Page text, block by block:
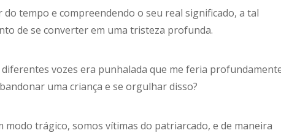
tempo e compreendendo o seu real significado, a tal
de se converter em uma tristeza profunda.
vozes era punhalada que me feria
uma criança e se orgulhar disso?
modo trágico, somos vítimas do patriarcado, e de maneira